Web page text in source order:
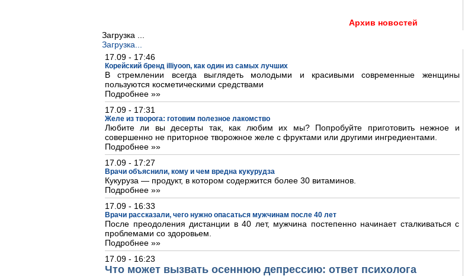
Архив новостей
Загрузка ...
Загрузка...
17.09 - 17:46
Корейский бренд illiyoon, как один из самых лучших
В стремлении всегда выглядеть молодыми и красивыми современные женщины
пользуются косметическими средствами
Подробнее »»
17.09 - 17:31
Желе из творога: готовим полезное лакомство
Любите ли вы десерты так, как любим их мы? Попробуйте приготовить нежное и
совершенно не приторное творожное желе с фруктами или другими ингредиентами.
Подробнее »»
17.09 - 17:27
Врачи объяснили, кому и чем вредна кукурудза
Кукуруза — продукт, в котором содержится более 30 витаминов.
Подробнее »»
17.09 - 16:33
Врачи рассказали, чего нужно опасаться мужчинам после 40 лет
После преодоления дистанции в 40 лет, мужчина постепенно начинает сталкиваться с
проблемами со здоровьем.
Подробнее »»
17.09 - 16:23
Что может вызвать осеннюю депрессию: ответ психолога